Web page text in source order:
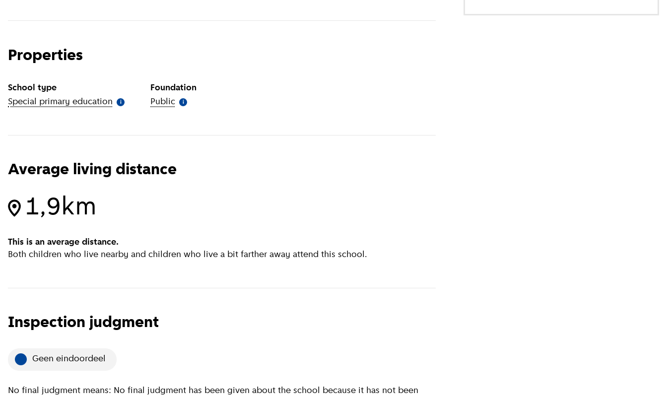
Properties
School type
Special primary education More information)
i
Foundation
Public More information
i
Average living distance
1,9km
This is an average distance.
Both children who live nearby and children who live a bit farther away attend this school.
Inspection judgment
Geen eindoordeel
No final judgment means: No final judgment has been given about the school because it has not been